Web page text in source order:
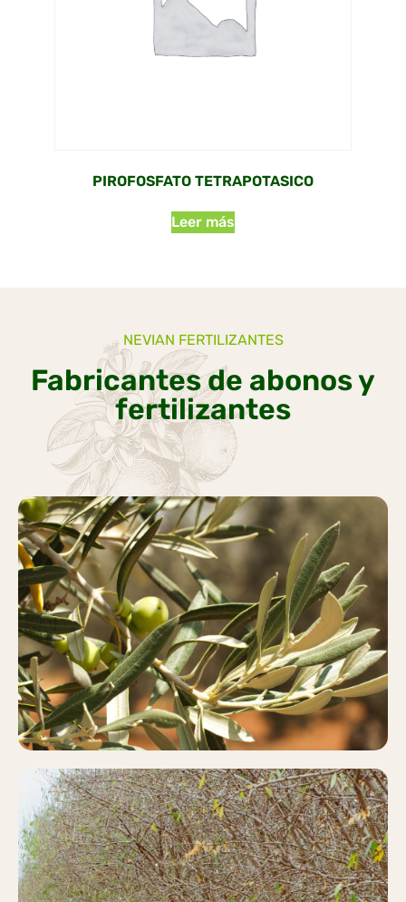
PIROFOSFATO TETRAPOTASICO
Leer más
NEVIAN FERTILIZANTES
Fabricantes de abonos y
fertilizantes
OLIVAR
Más información
PISTACHO